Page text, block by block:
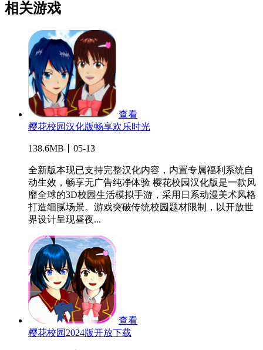
相关游戏
查看
樱花校园汉化版畅享欢乐时光
138.6MB丨05-13
全新版本现已支持完整汉化内容，内置专属福利系统自
动生效，畅享无广告纯净体验 樱花校园汉化版是一款风
靡全球的3D校园生活模拟手游，采用日系动漫美术风格
打造细腻场景。游戏突破传统校园题材限制，以开放世
界设计呈现昼夜...
查看
樱花校园2024版开放下载